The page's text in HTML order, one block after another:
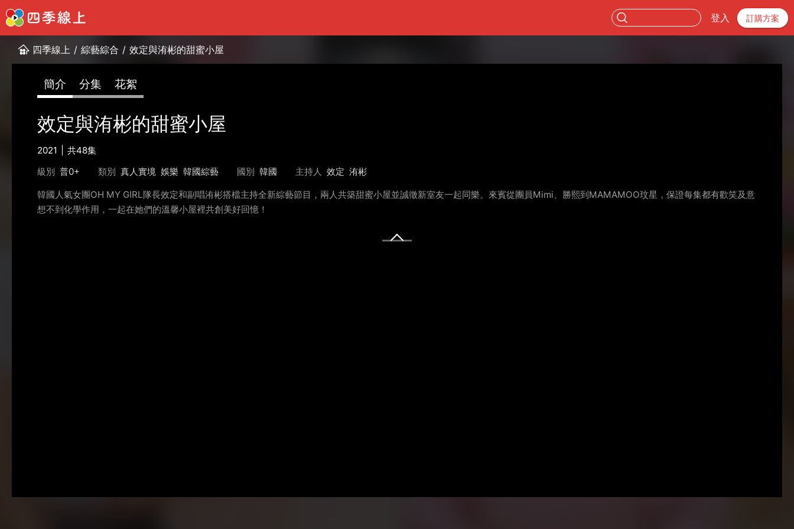
登入 訂購方案
四季線上 / 綜藝綜合 / 效定與洧彬的甜蜜小屋
簡介 分集 花絮
效定與洧彬的甜蜜小屋
2021
共48集
級別 普0+ 類別 真人實境 娛樂 韓國綜藝 國別 韓國 主持人 效定 洧彬
韓國人氣女團OH MY GIRL隊長效定和副唱洧彬搭檔主持全新綜藝節目，兩人共築甜蜜小屋並誠徵新室友一起同樂。來賓從團員Mimi、勝熙到MAMAMOO玟星，保證每集都有歡笑及意
想不到化學作用，一起在她們的溫馨小屋裡共創美好回憶！